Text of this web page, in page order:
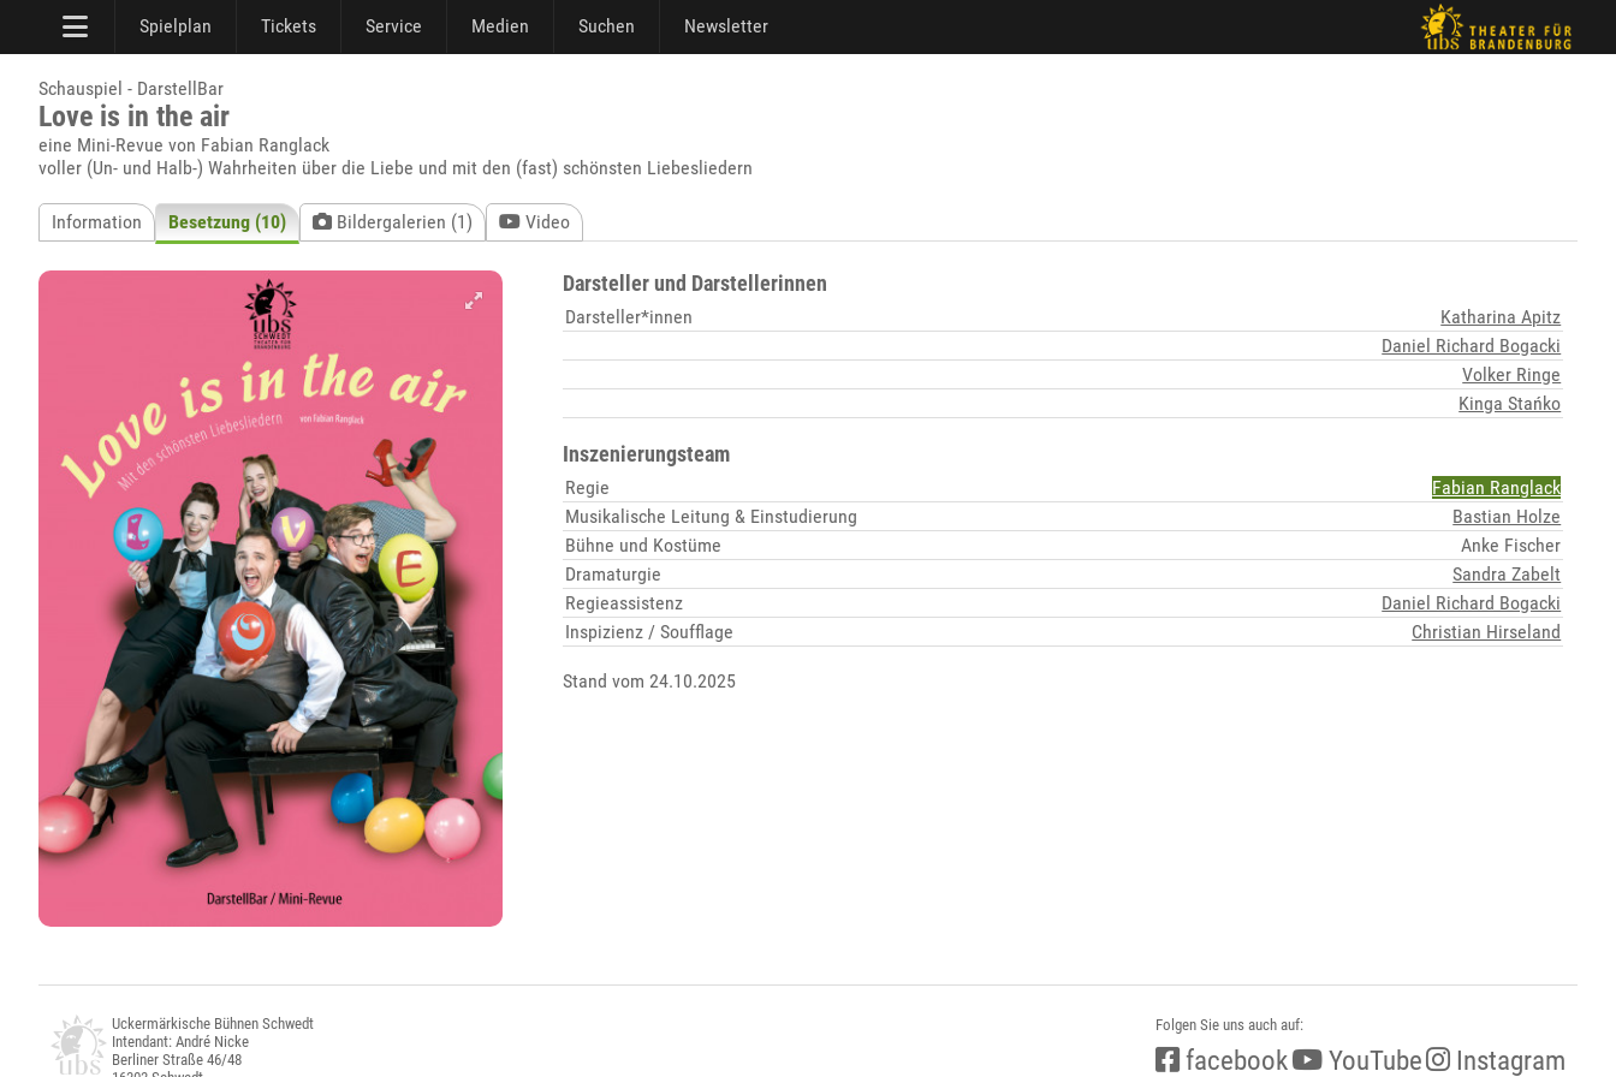
Spielplan Tickets Service Medien Suchen Newsletter
Schauspiel - DarstellBar
Love is in the air
eine Mini-Revue von Fabian Ranglack
voller (Un- und Halb-) Wahrheiten über die Liebe und mit den (fast) schönsten Liebesliedern
Information Besetzung (10) Bildergalerien (1) Video
Darsteller und Darstellerinnen
Darsteller*innen
Katharina Apitz
Daniel Richard Bogacki
Volker Ringe
Kinga Stańko
Inszenierungsteam
Regie
Fabian Ranglack
Musikalische Leitung & Einstudierung
Bastian Holze
Bühne und Kostüme
Anke Fischer
Dramaturgie
Sandra Zabelt
Regieassistenz
Daniel Richard Bogacki
Inspizienz / Soufflage
Christian Hirseland
Stand vom 24.10.2025
Uckermärkische Bühnen Schwedt
Intendant: André Nicke
Berliner Straße 46/48
Folgen Sie uns auch auf:
facebook YouTube Instagram